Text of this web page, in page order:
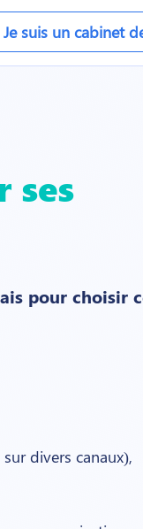
Je suis un cabinet
ses
pour choisir
divers canaux),